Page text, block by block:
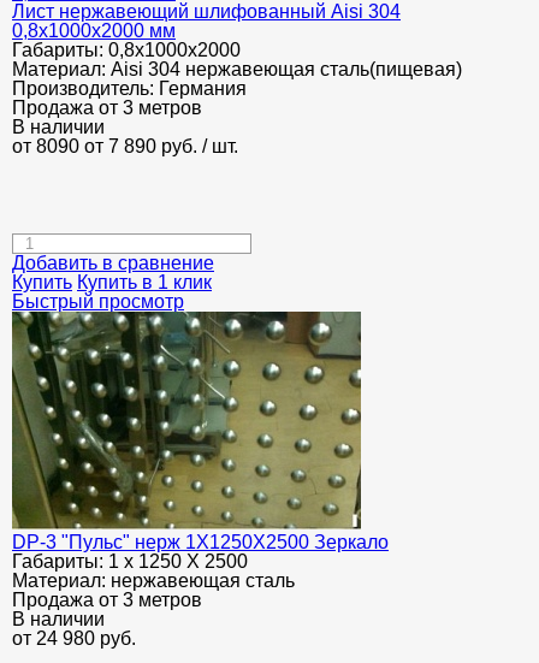
Лист нержавеющий шлифованный Aisi 304
0,8х1000х2000 мм
Габариты: 0,8х1000х2000
Материал: Aisi 304 нержавеющая сталь(пищевая)
Производитель: Германия
Продажа от 3 метров
В наличии
от 8090 от 7 890 руб. / шт.
Добавить в сравнение
Купить Купить в 1 клик
Быстрый просмотр
DP-3 "Пульс" нерж 1Х1250Х2500 Зеркало
Габариты: 1 х 1250 Х 2500
Материал: нержавеющая сталь
Продажа от 3 метров
В наличии
от 24 980 руб.